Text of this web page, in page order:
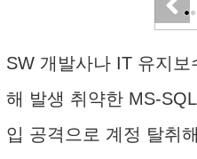
SW 개발사나 IT 유지보
해 발생 취약한 MS-
입 공격으로 계정 탈취